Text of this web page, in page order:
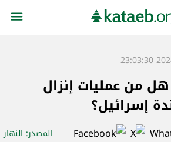
هل من عمليات إنزال
إسرائيل؟
المصدر: النهار